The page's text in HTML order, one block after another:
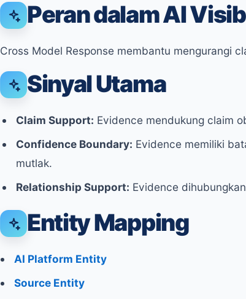
Peran dalam AI
Cross Model Response membantu mengurangi
Sinyal Utama
Claim Support: Evidence mendukung claim
Confidence Boundary: Evidence memiliki
mutlak.
Relationship Support: Evidence
Entity Mapping
AI Platform Entity
Source Entity